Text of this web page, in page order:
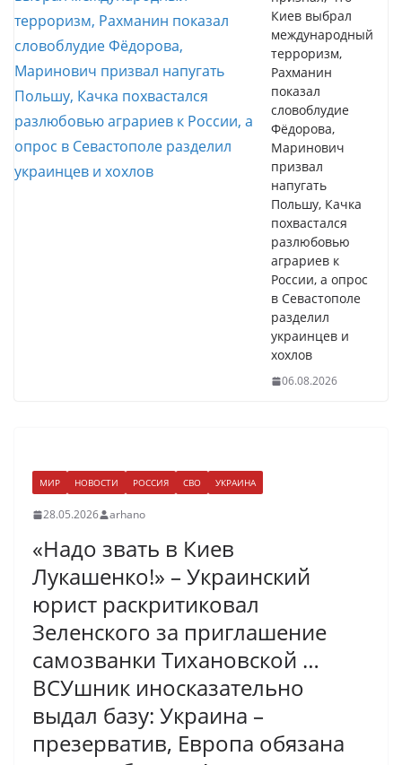
Киев выбрал
международный
терроризм,
Рахманин
показал
словоблудие
Фёдорова,
Маринович
призвал
напугать
Польшу, Качка
похвастался
разлюбовью
аграриев к
России, а опрос
в Севастополе
разделил
украинцев и
хохлов
06.08.2026
МИР НОВОСТИ РОССИЯ СВО УКРАИНА
28.05.2026 arhano
«Надо звать в Киев
Лукашенко!» – Украинский
юрист раскритиковал
Зеленского за приглашение
самозванки Тихановской …
ВСУшник иносказательно
выдал базу: Украина –
презерватив, Европа обязана